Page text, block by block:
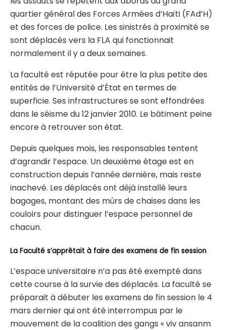
quartier général des Forces Armées d’Haïti (FAd’H)
et des forces de police. Les sinistrés à proximité se
sont déplacés vers la FLA qui fonctionnait
normalement il y a deux semaines.
La faculté est réputée pour être la plus petite des
entités de l’Université d’État en termes de
superficie. Ses infrastructures se sont effondrées
dans le séisme du 12 janvier 2010. Le bâtiment peine
encore à retrouver son état.
Depuis quelques mois, les responsables tentent
d’agrandir l’espace. Un deuxième étage est en
construction depuis l’année dernière, mais reste
inachevé. Les déplacés ont déjà installé leurs
bagages, montant des mûrs de chaises dans les
couloirs pour distinguer l’espace personnel de
chacun.
La Faculté s’apprêtait à faire des examens de fin session
L’espace universitaire n’a pas été exempté dans
cette course à la survie des déplacés. La faculté se
préparait à débuter les examens de fin session le 4
mars dernier qui ont été interrompus par le
mouvement de la coalition des gangs « viv ansanm